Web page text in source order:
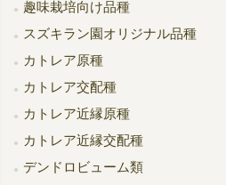
趣味栽培向け品種
スズキラン園オリジナル品種
カトレア原種
カトレア交配種
カトレア近縁原種
カトレア近縁交配種
デンドロビューム類